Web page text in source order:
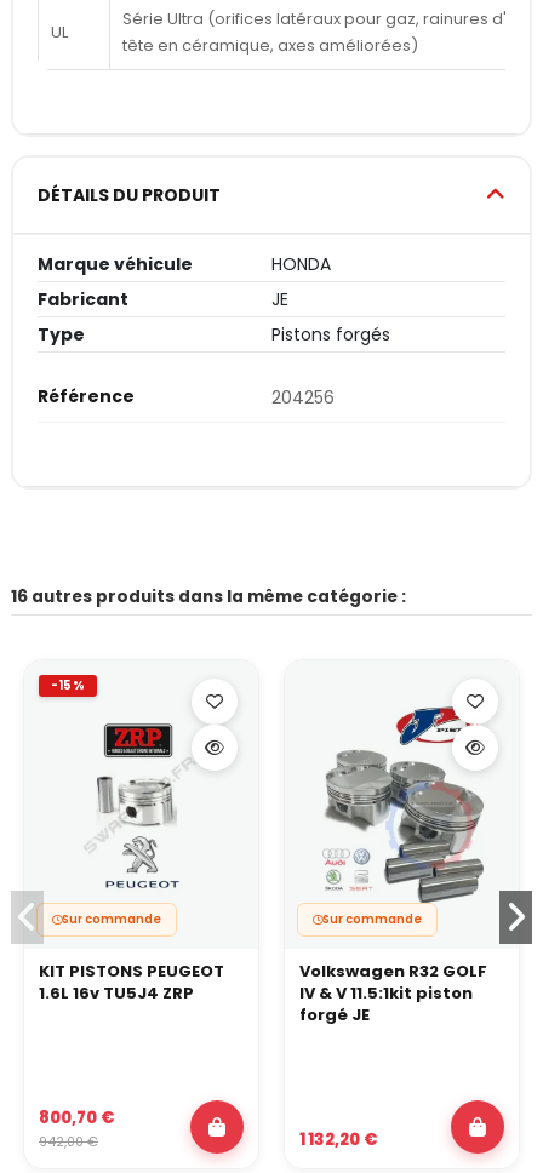
UL
Série Ultra (orifices latéraux pour gaz, rainures
tête en céramique, axes améliorées)
DÉTAILS DU PRODUIT
Marque véhicule
HONDA
Fabricant
JE
Type
Pistons forgés
Référence 204256
16 autres produits dans la même catégorie :
-15%
Sur commande
KIT PISTONS PEUGEOT
1.6L 16v TU5J4 ZRP
800,70 €
942,00 €
Sur commande
Volkswagen R32 GOLF
IV & V 11.5:1kit piston
forgé JE
1 132,20 €